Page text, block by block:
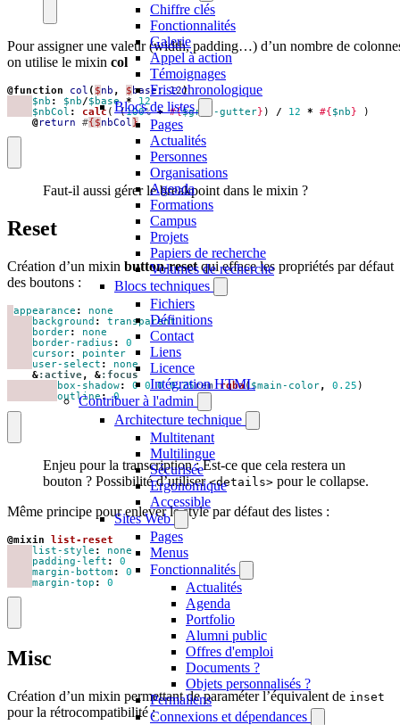
Chiffre clés
Fonctionnalités
Galerie
Appel à action
Témoignages
Frise chronologique
Blocs de listes
Pages
Actualités
Personnes
Organisations
Agenda
Formations
Campus
Projets
Papiers de recherche
Volumes de recherche
Blocs techniques
Fichiers
Définitions
Contact
Liens
Licence
Intégration HTML
Contribuer à l'admin
Architecture technique
Multitenant
Multilingue
Sécurisée
Ergonomique
Accessible
Sites Web
Pages
Menus
Fonctionnalités
Actualités
Agenda
Portfolio
Alumni public
Offres d'emploi
Documents ?
Objets personnalisés ?
Permaliens
Connexions et dépendances
Pour assigner une valeur (width, padding…) d’un nombre de
on utilise le mixin col
@function col ( $nb , $ base: 12)
$nb : $nb/$base *
12
$nbCol : calc ( (100% + #{$grid-gutter} ) / 12 * #{$nb}
)
@return #{$nbCol }
Faut-il aussi gérer le breakpoint dans le mixin ?
Reset
Création d’un mixin button-resetqui efface les propriétés par défaut
des boutons :
appearance :
none
background :
transparent
border:
none
border-radius :
0
cursor:
pointer
user-select :
none
&:active, &:focus
box-shadow: 0 0 0 0.25rem rgba ( $main-color, 0 .25 )
outline : 0
Enjeu pour la transcription : Est-ce que cela restera un
bouton ? Possibilité d’utiliser<details> pour le collapse.
Même principe pour enlever le style par défaut des listes :
@mixin list-reset
list-style :
none
padding-left :
0
margin-bottom:
0
margin-top : 0
Misc
Création d’un mixin permettant de paraméter l’équivalent de inset
pour la rétrocompatibilité :